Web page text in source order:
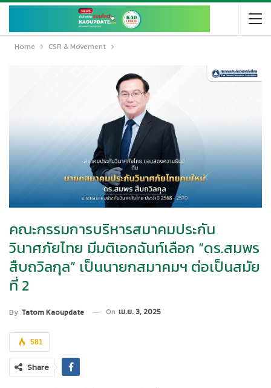
Home CSR & Movement
คณะกรรมการบริหารสมาคมประกัน
วินาศภัยไทย มีมติเอกฉันท์เลือก “ดร.สมพร
สืบถวิลกุล” เป็นนายกสมาคมฯ ต่อเป็นสมัย
ที่ 2
By Tatom Kaoupdate On เม.ย. 3, 2025
581
Share